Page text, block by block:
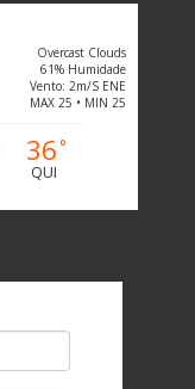
Overcast Clouds
61% Humidade
Vento: 2m/s ENE
MAX 25 • MIN 25
36°
QUI